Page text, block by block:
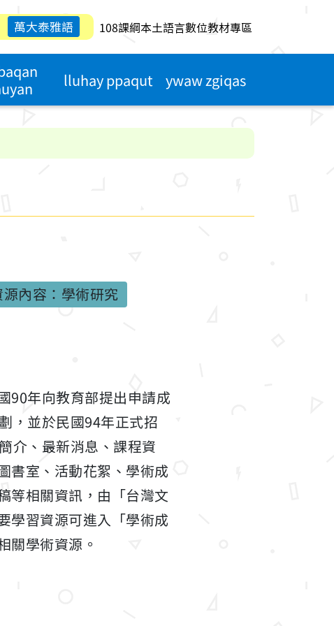
萬大泰雅語 108課綱本土語言數位教材專區
lluhay ppaqut ywaw zgiqas
源內容：學術研究
90年向教育部提出申請成
，並於民國94年正式招
介、最新消息、課程資
書室、活動花絮、學術成
等相關資訊，由「台灣文
學習資源可進入「學術成
關學術資源。